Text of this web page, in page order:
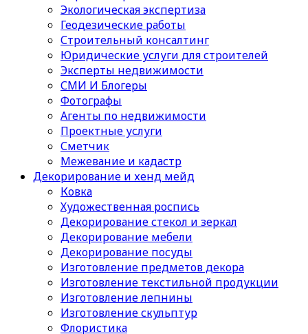
Экологическая экспертиза
Геодезические работы
Строительный консалтинг
Юридические услуги для строителей
Эксперты недвижимости
СМИ И Блогеры
Фотографы
Агенты по недвижимости
Проектные услуги
Сметчик
Межевание и кадастр
Декорирование и хенд мейд
Ковка
Художественная роспись
Декорирование стекол и зеркал
Декорирование мебели
Декорирование посуды
Изготовление предметов декора
Изготовление текстильной продукции
Изготовление лепнины
Изготовление скульптур
Флористика